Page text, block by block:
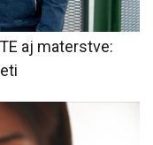
aj materstve: